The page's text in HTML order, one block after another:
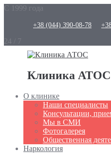
С 1999 года
+38 (044) 390-08-78
24 / 7
Клиника АТОС
О клинике
Наши специалисты
Консультации,
Мы в СМИ
Фотогалерея
Общественная
Наркология